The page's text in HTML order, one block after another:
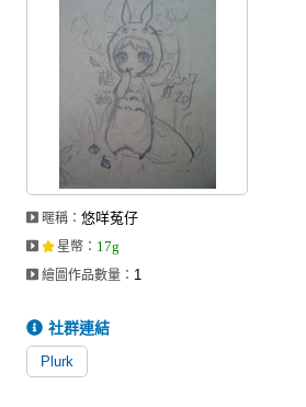
會員中心
註冊會員
登入
暱稱：悠咩菟仔
星幣 ： 17g
繪圖作品數量： 1
社群連結
Plurk